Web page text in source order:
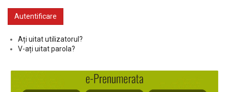
Ați uitat utilizatorul?
V-ați uitat parola?